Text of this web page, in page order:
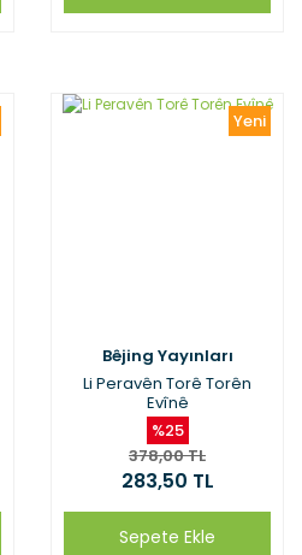
Yeni
Bêjing Yayınları
Li Peravên Torê Torên
Evînê
%25
378,00 TL
283,50 TL
Sepete Ekle